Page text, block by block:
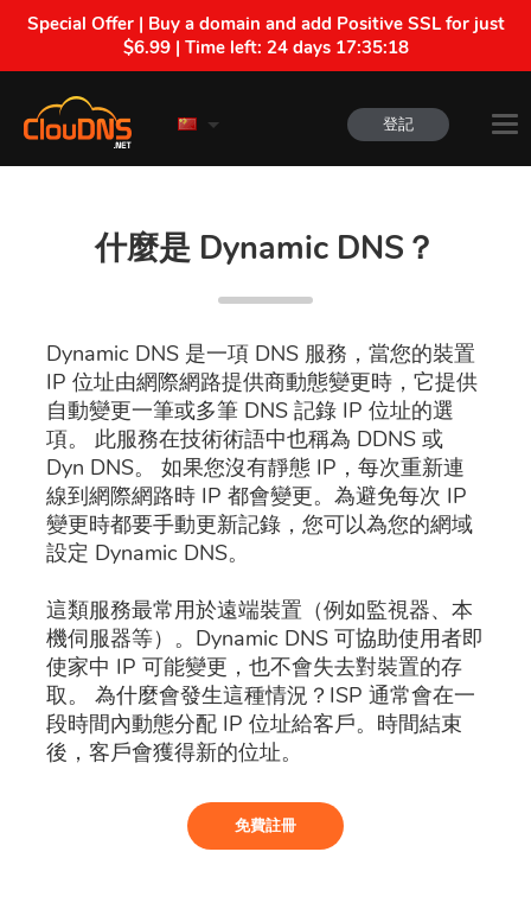
Special Offer | Buy a domain and add Positive SSL for just
$6.99 | Time left: 24 days 17:35:17
登記
什麼是 Dynamic DNS？
Dynamic DNS 是一項 DNS 服務，當您的裝置
IP 位址由網際網路提供商動態變更時，它提供
自動變更一筆或多筆 DNS 記錄 IP 位址的選
項。 此服務在技術術語中也稱為 DDNS 或
Dyn DNS。 如果您沒有靜態 IP，每次重新連
線到網際網路時 IP 都會變更。為避免每次 IP
變更時都要手動更新記錄，您可以為您的網域
設定 Dynamic DNS。
這類服務最常用於遠端裝置（例如監視器、本
機伺服器等）。Dynamic DNS 可協助使用者即
使家中 IP 可能變更，也不會失去對裝置的存
取。 為什麼會發生這種情況？ISP 通常會在一
段時間內動態分配 IP 位址給客戶。時間結束
後，客戶會獲得新的位址。
免費註冊